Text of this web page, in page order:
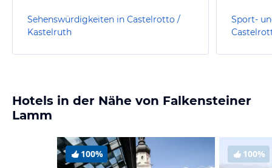
Sehenswürdigkeiten in Castelrotto /
Kastelruth
Sport-
Hotels in der Nähe von Falkensteiner
Lamm
100% 100%